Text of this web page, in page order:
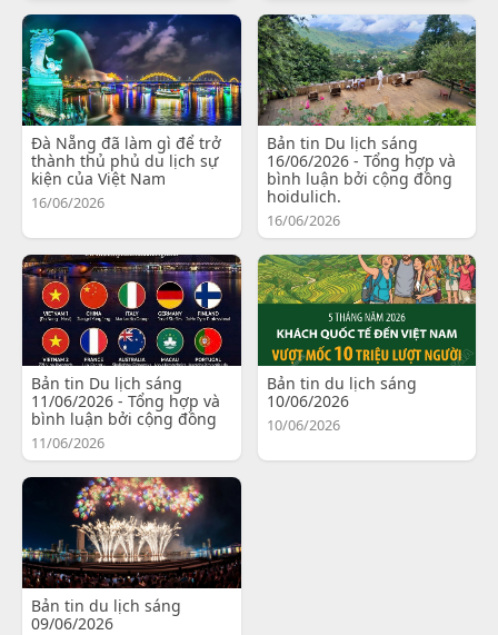
Đà Nẵng đã làm gì để trở
thành thủ phủ du lịch sự
kiện của Việt Nam
16/06/2026
Bản tin Du lịch sáng
16/06/2026 - Tổng hợp và
bình luận bởi cộng đồng
hoidulich.
16/06/2026
Bản tin Du lịch sáng
11/06/2026 - Tổng hợp và
bình luận bởi cộng đồng
11/06/2026
Bản tin du lịch sáng
10/06/2026
10/06/2026
Bản tin du lịch sáng
09/06/2026